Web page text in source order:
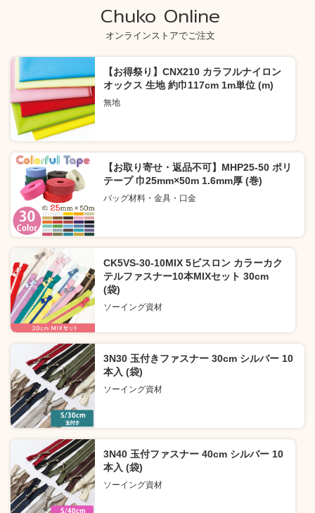
Chuko Online
オンラインストアでご注文
【お得祭り】CNX210 カラフルナイロン
オックス 生地 約巾117cm 1m単位 (m)
無地
【お取り寄せ・返品不可】MHP25-50 ポリ
テープ 巾25mm×50m 1.6mm厚 (巻)
バッグ材料・金具・口金
CK5VS-30-10MIX 5ビスロン カラーカク
テルファスナー10本MIXセット 30cm
(袋)
ソーイング資材
3N30 玉付きファスナー 30cm シルバー 10
本入 (袋)
ソーイング資材
3N40 玉付ファスナー 40cm シルバー 10
本入 (袋)
ソーイング資材